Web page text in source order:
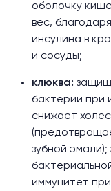
оболочку
вес,
инсулина в
и сосуды;
клюква:
бактерий при
снижает
зубной
иммунитет